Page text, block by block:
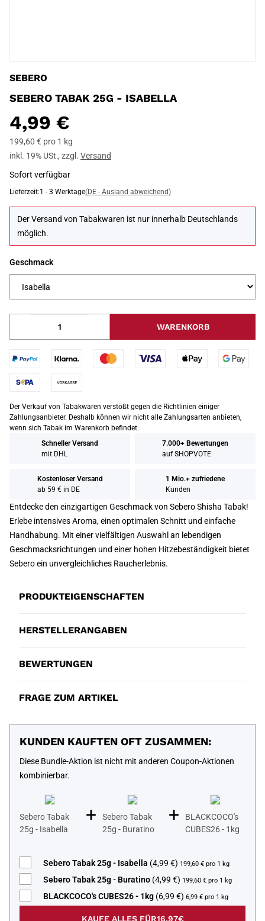
SEBERO
SEBERO TABAK 25G - ISABELLA
4,99 €
199,60 € pro 1 kg
inkl. 19% USt., zzgl. Versand
Sofort verfügbar
Lieferzeit:1 - 3 Werktage(DE - Ausland abweichend)
Der Versand von Tabakwaren ist nur innerhalb Deutschlands
möglich.
Geschmack
WARENKORB
Der Verkauf von Tabakwaren verstößt gegen die Richtlinien einiger
Zahlungsanbieter. Deshalb können wir nicht alle Zahlungsarten anbieten,
wenn sich Tabak im Warenkorb befindet.
Schneller Versand
mit DHL
7.000+ Bewertungen
auf SHOPVOTE
Kostenloser Versand
ab 59 € in DE
1 Mio.+ zufriedene
Kunden
Entdecke den einzigartigen Geschmack von Sebero Shisha Tabak!
Erlebe intensives Aroma, einen optimalen Schnitt und einfache
Handhabung. Mit einer vielfältigen Auswahl an lebendigen
Geschmacksrichtungen und einer hohen Hitzebeständigkeit bietet
Sebero ein unvergleichliches Raucherlebnis.
PRODUKTEIGENSCHAFTEN
HERSTELLERANGABEN
BEWERTUNGEN
FRAGE ZUM ARTIKEL
KUNDEN KAUFTEN OFT ZUSAMMEN:
Diese Bundle-Aktion ist nicht mit anderen Coupon-Aktionen
kombinierbar.
Sebero Tabak
25g - Isabella
+
Sebero Tabak
25g - Buratino
+
BLACKCOCO's
CUBES26 - 1kg
Sebero Tabak 25g - Isabella (4,99 €) 199,60 € pro 1 kg
Sebero Tabak 25g - Buratino(4,99 €) 199,60 € pro 1 kg
BLACKCOCO's CUBES26 - 1kg(6,99 €) 6,99 € pro 1 kg
KAUFE ALLES FÜR16,97€